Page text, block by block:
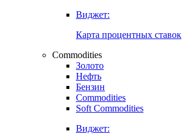
Виджет:
Карта процентных ставок
Commodities
Золото
Нефть
Бензин
Commodities
Soft Commodities
Виджет: